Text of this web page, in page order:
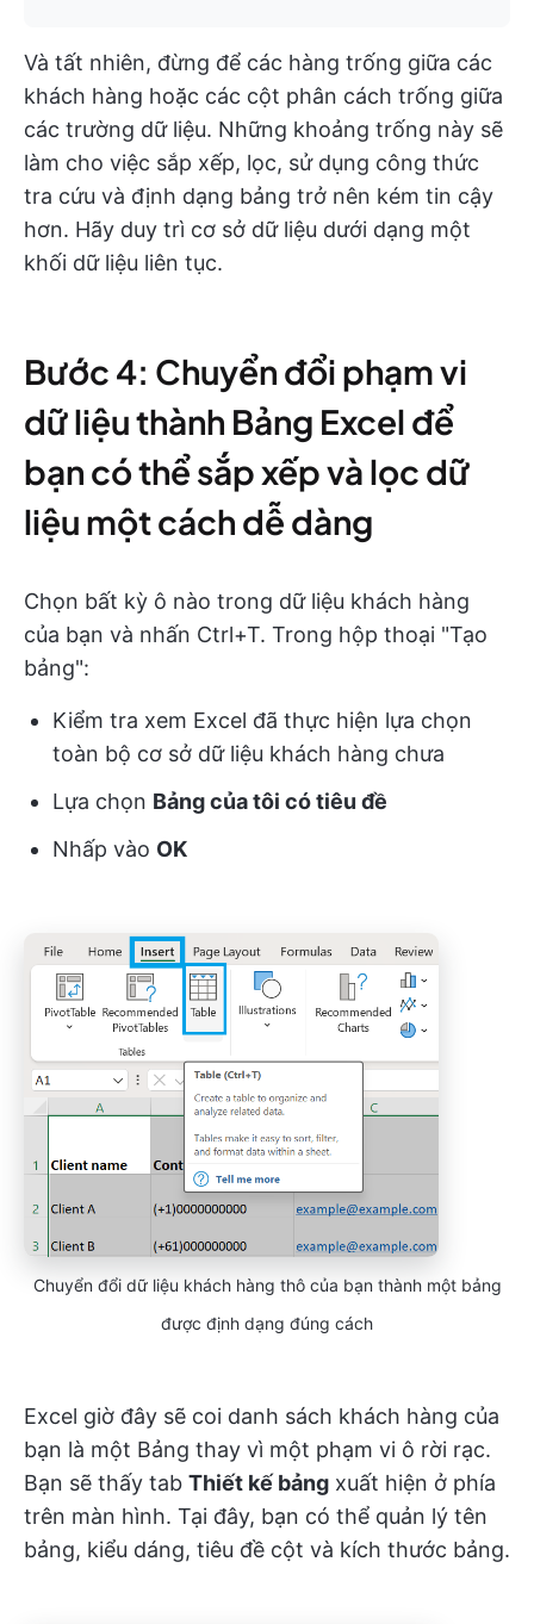
Và tất nhiên, đừng để các hàng trống giữa các
khách hàng hoặc các cột phân cách trống giữa
các trường dữ liệu. Những khoảng trống này sẽ
làm cho việc sắp xếp, lọc, sử dụng công thức
tra cứu và định dạng bảng trở nên kém tin cậy
hơn. Hãy duy trì cơ sở dữ liệu dưới dạng một
khối dữ liệu liên tục.
Bước 4: Chuyển đổi phạm vi
dữ liệu thành Bảng Excel để
bạn có thể sắp xếp và lọc dữ
liệu một cách dễ dàng
Chọn bất kỳ ô nào trong dữ liệu khách hàng
của bạn và nhấn Ctrl+T. Trong hộp thoại "Tạo
bảng":
Kiểm tra xem Excel đã thực hiện lựa chọn
toàn bộ cơ sở dữ liệu khách hàng chưa
Lựa chọn Bảng của tôi có tiêu đề
Nhấp vào OK
Chuyển đổi dữ liệu khách hàng thô của bạn thành một bảng
được định dạng đúng cách
Excel giờ đây sẽ coi danh sách khách hàng của
bạn là một Bảng thay vì một phạm vi ô rời rạc.
Bạn sẽ thấy tab Thiết kế bảng xuất hiện ở phía
trên màn hình. Tại đây, bạn có thể quản lý tên
bảng, kiểu dáng, tiêu đề cột và kích thước bảng.